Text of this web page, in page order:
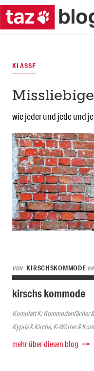
KLASSE
wie jeder und jede und
VON KIRSCHSKOMMODE
kirschs kommode
Komplett K: Kommodenfächer
Kypris & Kirche, K-Wörter &
mehr über diesen blog